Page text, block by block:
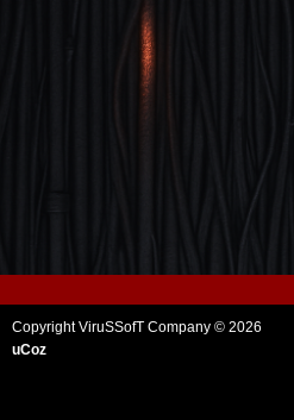
Copyright ViruSSofT Company © 2026
uCoz